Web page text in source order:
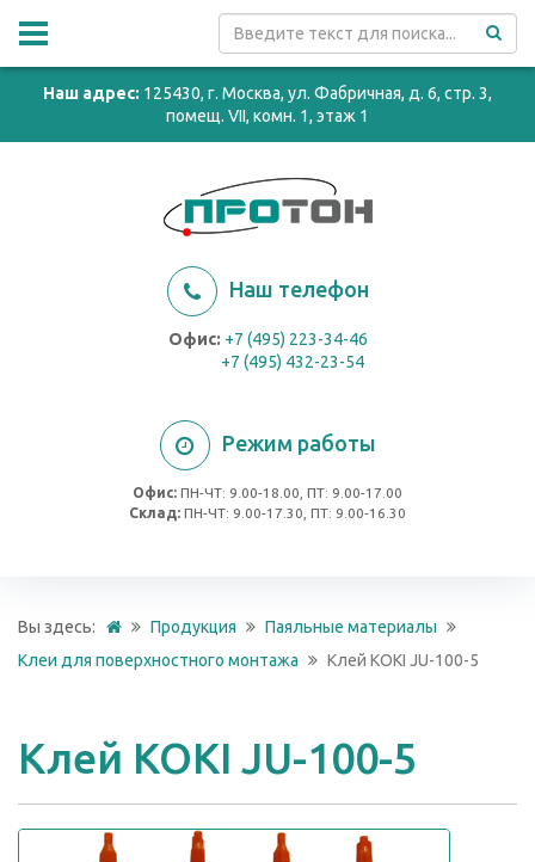
Наш адрес: 125430, г. Москва, ул. Фабричная, д. 6, стр. 3,
помещ. VII, комн. 1, этаж 1
Наш телефон
Офис: +7 (495) 223-34-46
+7 (495) 432-23-54
Режим работы
Офис: ПН-ЧТ: 9.00-18.00, ПТ: 9.00-17.00
Cклад: ПН-ЧТ: 9.00-17.30, ПТ: 9.00-16.30
Вы здесь: Продукция
Паяльные материалы
Клеи для поверхностного монтажа
Клей KOKI JU-100-5
Клей KOKI JU-100-5